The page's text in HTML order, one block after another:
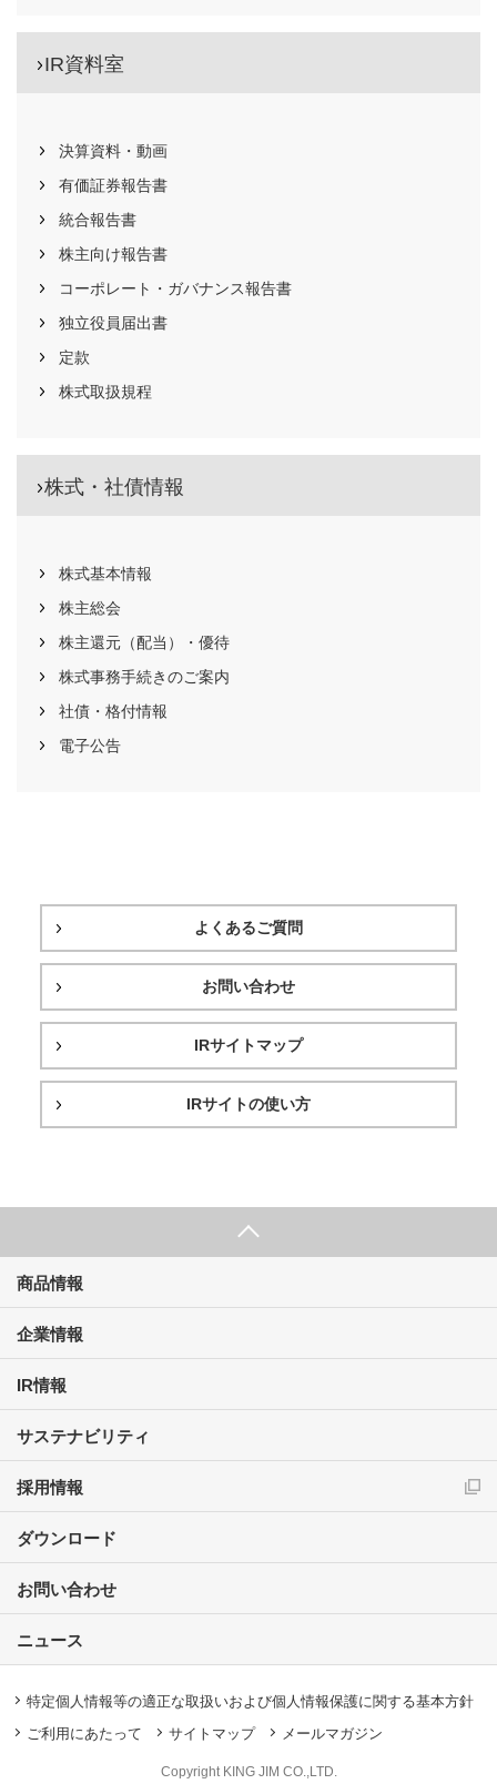
IR資料室
決算資料・動画
有価証券報告書
統合報告書
株主向け報告書
コーポレート・ガバナンス報告書
独立役員届出書
定款
株式取扱規程
株式・社債情報
株式基本情報
株主総会
株主還元（配当）・優待
株式事務手続きのご案内
社債・格付情報
電子公告
よくあるご質問
お問い合わせ
IRサイトマップ
IRサイトの使い方
商品情報
企業情報
IR情報
サステナビリティ
採用情報
ダウンロード
お問い合わせ
ニュース
特定個人情報等の適正な取扱いおよび個人情報保護に関する基本方針
ご利用にあたって
サイトマップ メールマガジン
Copyright KING JIM CO.,LTD.